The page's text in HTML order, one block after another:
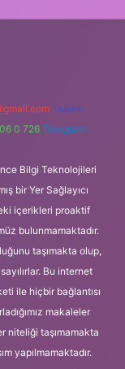
Teams:
0 726 Telegram:
Bilgi Teknolojileri
bir Yer Sağlayıcı
içerikleri proaktif
bulunmamaktadır.
taşımakta olup,
Bu internet
ile hiçbir bağlantısı
makaleler
niteliği taşımamakta
yapılmamaktadır.